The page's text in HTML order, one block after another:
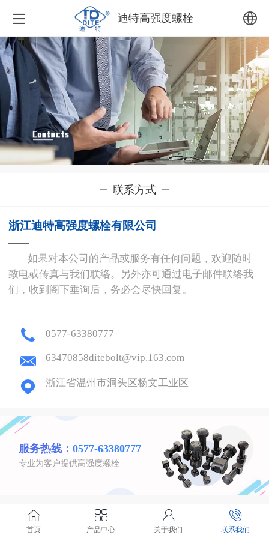
迪特高强度螺栓
中文
English
联系方式
浙江迪特高强度螺栓有限公司
——
如果对本公司的产品或服务有任何问题，欢迎随时
致电或传真与我们联络。另外亦可通过电子邮件联络我
们，收到阁下垂询后，务必会尽快回复。
0577-63380777
63470858ditebolt@vip.163.com
浙江省温州市洞头区杨文工业区
服务热线：0577-63380777
专业为客户提供高强度螺栓
首页 产品中心 关于我们 联系我们